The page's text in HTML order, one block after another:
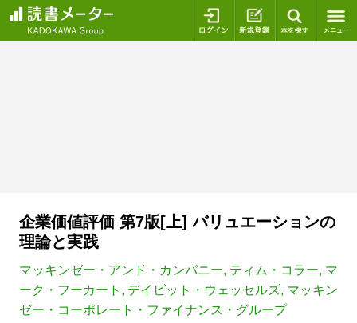
ログイン 新規登録
企業価値評価 第7版[上] バリュエーションの
理論と実践
マッキンゼー・アンド・カンパニー, ティム・コラー, マ
ーク・フーカート , デイビット・ウェッセルズ, マッキン
ゼー・コーポレート・ファイナンス・グループ